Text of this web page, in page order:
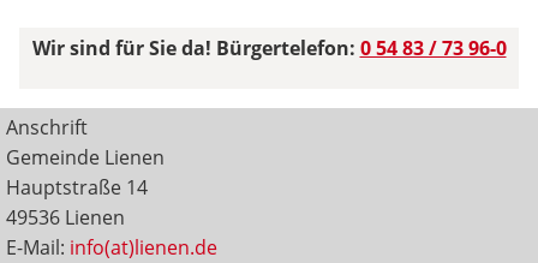
Wir sind für Sie da! Bürgertelefon: 0 54 83 / 73 96-0
Anschrift
Gemeinde Lienen
Hauptstraße 14
49536 Lienen
E-Mail: info(at)lienen.de